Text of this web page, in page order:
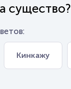
существо?
Кинкажу